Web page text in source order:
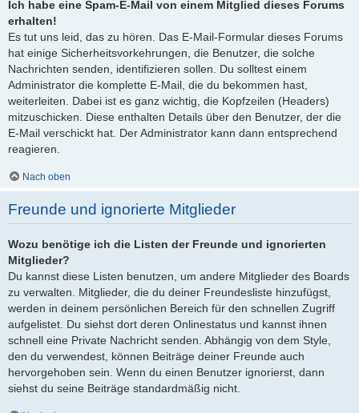
Ich habe eine Spam-E-Mail von einem Mitglied dieses Forums
erhalten!
Es tut uns leid, das zu hören. Das E-Mail-Formular dieses Forums
hat einige Sicherheitsvorkehrungen, die Benutzer, die solche
Nachrichten senden, identifizieren sollen. Du solltest einem
Administrator die komplette E-Mail, die du bekommen hast,
weiterleiten. Dabei ist es ganz wichtig, die Kopfzeilen (Headers)
mitzuschicken. Diese enthalten Details über den Benutzer, der die
E-Mail verschickt hat. Der Administrator kann dann entsprechend
reagieren.
Nach oben
Freunde und ignorierte Mitglieder
Wozu benötige ich die Listen der Freunde und ignorierten
Mitglieder?
Du kannst diese Listen benutzen, um andere Mitglieder des Boards
zu verwalten. Mitglieder, die du deiner Freundesliste hinzufügst,
werden in deinem persönlichen Bereich für den schnellen Zugriff
aufgelistet. Du siehst dort deren Onlinestatus und kannst ihnen
schnell eine Private Nachricht senden. Abhängig von dem Style,
den du verwendest, können Beiträge deiner Freunde auch
hervorgehoben sein. Wenn du einen Benutzer ignorierst, dann
siehst du seine Beiträge standardmäßig nicht.